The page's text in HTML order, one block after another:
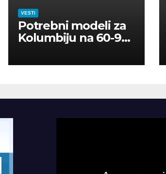
VESTI
Potrebni modeli za
Kolumbiju na 60-90